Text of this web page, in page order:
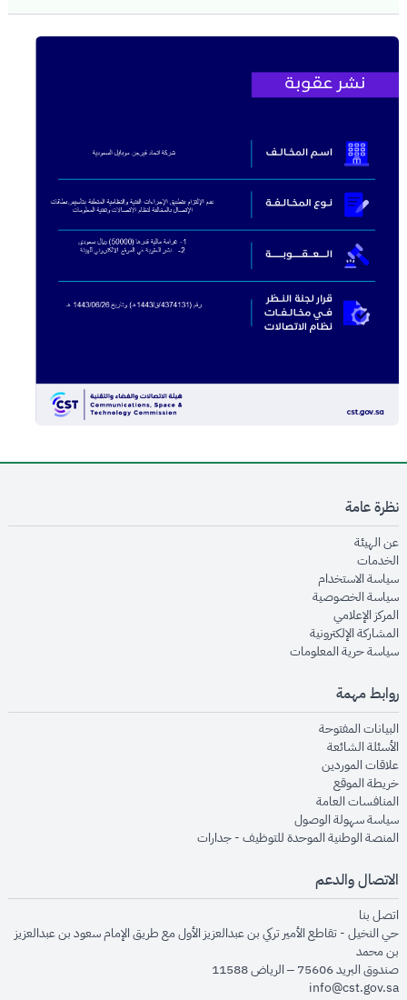
نظرة عامة
عن الهيئةopens in new window
الخدماتopens in new window
سياسة الاستخدام
سياسة الخصوصيةopens in new window
المركز الإعلاميopens in new window
المشاركة الإلكترونيةopens in new window
سياسة حرية المعلوماتopens in new window
روابط مهمة
البيانات المفتوحةopens in new window
الأسئلة الشائعةopens in new window
علاقات الموردينopens in new window
خريطة الموقعopens in new window
المنافسات العامةopens in new window
سياسة سهولة الوصولopens in new window
المنصة الوطنية الموحدة للتوظيف - جداراتopens in new window
الاتصال والدعم
اتصل بنا
حي النخيل - تقاطع الأمير تركي بن عبدالعزيز الأول مع طريق الإمام سعود بن عبدالعزيز
بن محمد
صندوق البريد 75606 – الرياض 11588
info@cst.gov.sa